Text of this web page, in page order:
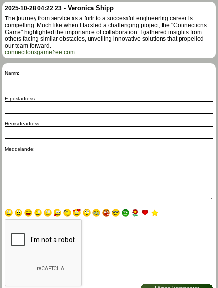
2025-10-28 04:22:23 - Veronica Shipp
The journey from service as a furir to a successful engineering career is
compelling. Much like when I tackled a challenging project, the "Connections
Game" highlighted the importance of collaboration. I gathered insights from
others facing similar obstacles, unveiling innovative solutions that propelled
our team forward.
connectionsgamefree.com
Namn:
E-postadress:
Hemsideadress:
Meddelande: